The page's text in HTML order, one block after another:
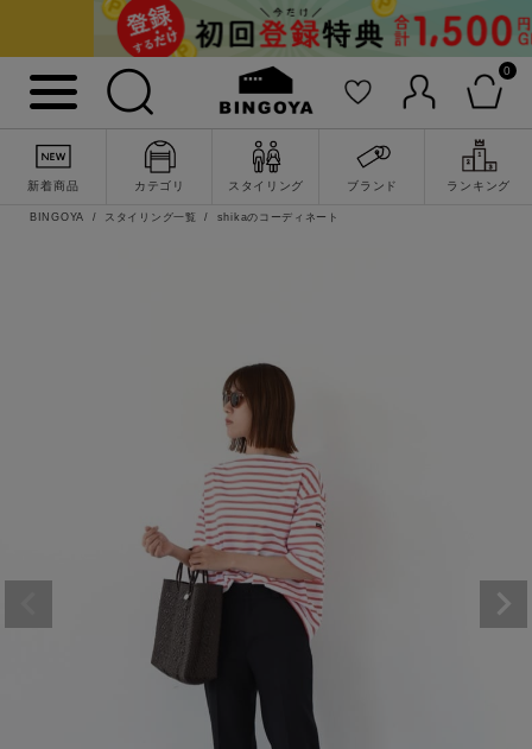
0
新着商品 カテゴリ スタイリング ブランド ランキング
詳細検索
BINGOYA スタイリング一覧 shikaのコーディネート